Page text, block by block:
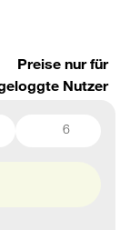
Preise nur für
Nutzer
6